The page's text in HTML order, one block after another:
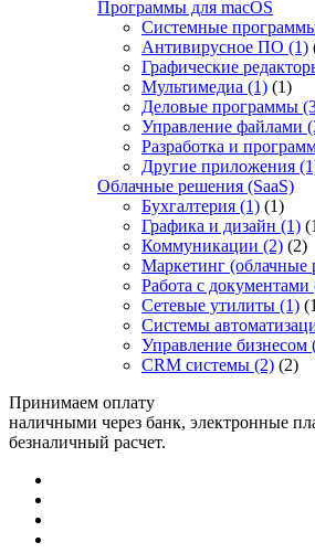
Программы для macOS
Системные
Антивирусное ПО (1)
Графические
Мультимедиа (1) (1)
Деловые программы
Управление файлами
Разработка и
Другие приложения
Облачные решения (SaaS)
Бухгалтерия (1) (1)
Графика и дизайн (1)
Коммуникации (2) (2)
Маркетинг (облачные
Работа с документами
Сетевые утилиты (1)
Системы
Управление бизнесом
CRM системы (2) (2)
Принимаем оплату
наличными через банк, электронные
безналичный расчет.